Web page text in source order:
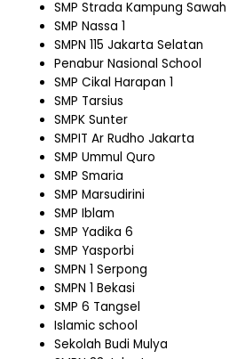
SMP Strada Kampung Sawah
SMP Nassa 1
SMPN 115 Jakarta Selatan
Penabur Nasional School
SMP Cikal Harapan 1
SMP Tarsius
SMPK Sunter
SMPIT Ar Rudho Jakarta
SMP Ummul Quro
SMP Smaria
SMP Marsudirini
SMP Iblam
SMP Yadika 6
SMP Yasporbi
SMPN 1 Serpong
SMPN 1 Bekasi
SMP 6 Tangsel
Islamic school
Sekolah Budi Mulya